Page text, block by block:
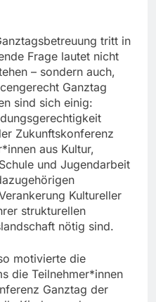
tritt in
Frage lautet nicht
– sondern auch,
Ganztag
sind sich einig:
Zukunftskonferenz
aus Kultur,
und Jugendarbeit
Kultureller
strukturellen
nötig sind.
motivierte die
die Teilnehmer*innen
Ganztag der